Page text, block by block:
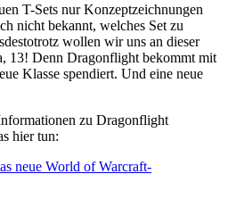
T-Sets nur Konzeptzeichnungen
nicht bekannt, welches Set zu
wollen wir uns an dieser
13! Denn Dragonflight bekommt mit
Klasse spendiert. Und eine neue
zu Dragonflight
hier tun:
neue World of Warcraft-